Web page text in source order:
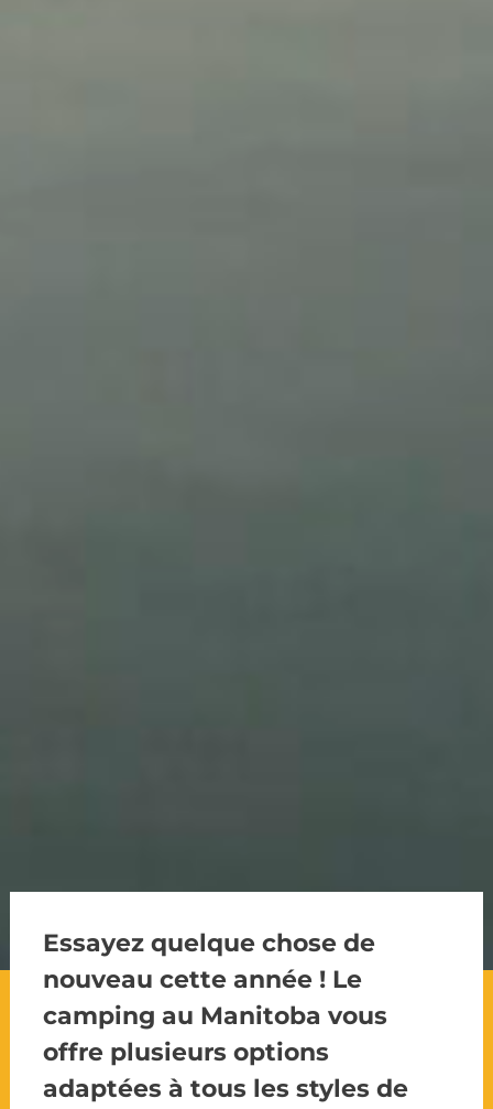
Essayez quelque chose de
nouveau cette année ! Le
camping au Manitoba vous
offre plusieurs options
adaptées à tous les styles de